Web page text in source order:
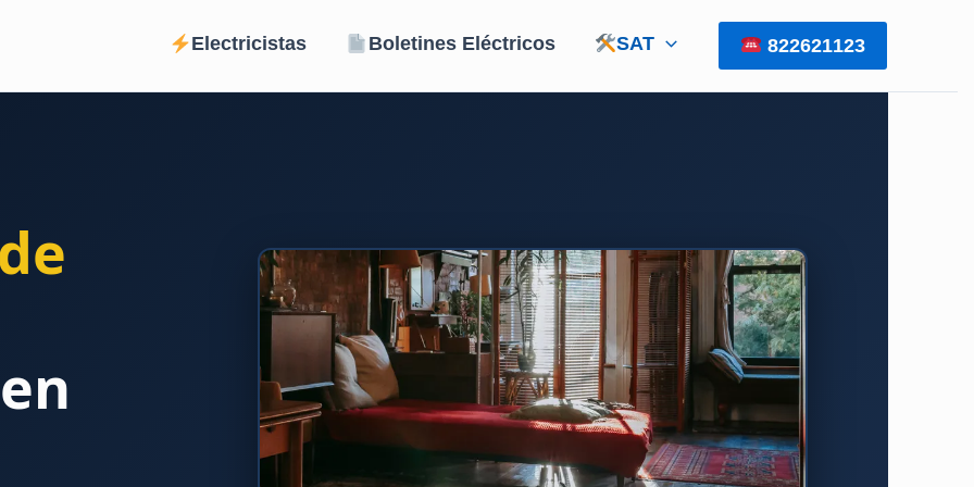
Electricistas Boletines Eléctricos SAT 822621123
822 621 123
☝CLIC PARA LLAMAR☝